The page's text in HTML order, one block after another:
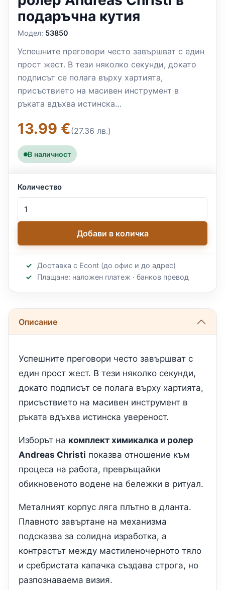
подаръчна кутия
Модел: 53850
Успешните преговори често завършват с един
прост жест. В тези няколко секунди, докато
подписът се полага върху хартията,
присъствието на масивен инструмент в
ръката вдъхва истинска…
13.99 €(27.36 лв.)
В наличност
Количество
Добави в количка
Доставка с Econt (до офис и до адрес)
Плащане: наложен платеж · банков превод
Описание
Успешните преговори често завършват с
един прост жест. В тези няколко секунди,
докато подписът се полага върху хартията,
присъствието на масивен инструмент в
ръката вдъхва истинска увереност.
Изборът на комплект химикалка и ролер
Andreas Christi показва отношение към
процеса на работа, превръщайки
обикновеното водене на бележки в ритуал.
Металният корпус ляга плътно в дланта.
Плавното завъртане на механизма
подсказва за солидна изработка, а
контрастът между мастиленочерното тяло
и сребристата капачка създава строга, но
разпознаваема визия.